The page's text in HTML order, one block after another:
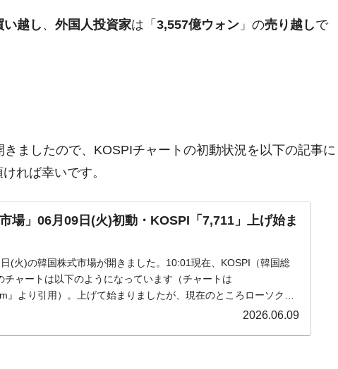
い越し 、 外国人投資家は「 3,557億ウォン 」の売り越しで
ましたので、KOSPIチャートの初動状況を以下の記事に
れば幸いです。
市場」06月09日(火)初動・KOSPI「7,711」上げ始ま
(火)の韓国株式市場が開きました。10:01現在、KOSPI（韓国総
チャートは以下のようになっています（チャートは
』より引用）。上げて始まりましたが、現在のところローソク足
2026.06.09